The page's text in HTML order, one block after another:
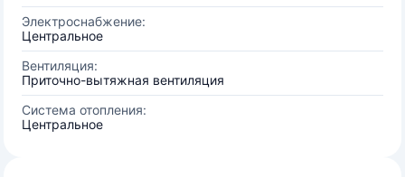
Электроснабжение:
Центральное
Вентиляция:
Приточно-вытяжная вентиляция
Система отопления:
Центральное